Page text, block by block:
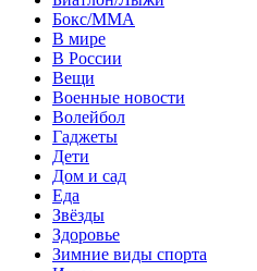
Бокс/MMA
В мире
В России
Вещи
Военные новости
Волейбол
Гаджеты
Дети
Дом и сад
Еда
Звёзды
Здоровье
Зимние виды спорта